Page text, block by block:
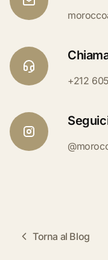
+212
Torna al Blog